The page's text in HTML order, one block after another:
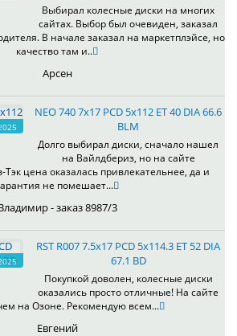
Выбирал колесные диски на многих
сайтах. Выбор был очевиден, заказал
В начале заказал на маркетплэйсе, но
качество там и..
Арсен
NEO 740 7x17 PCD 5x112 ET 40 DIA 66.6
BLM
Долго выбирал диски, сначало нашел
на Вайлдбериз, но на сайте
Тэк цена оказалась привлекательнее, да и
не помешает...
- заказ 8987/3
RST R007 7.5x17 PCD 5x114.3 ET 52 DIA
67.1 BD
Покупкой доволен, колесные диски
оказались просто отличные! На сайте
на Озоне. Рекомендую всем...
Евгений